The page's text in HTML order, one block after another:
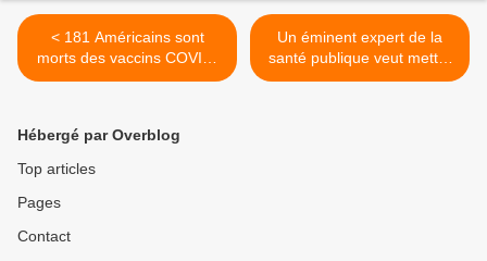
< 181 Américains sont
morts des vaccins COVID-
19 en seulement 2
Un éminent expert de la
santé publique veut mettre
fin au déploiement de la 5G
Hébergé par Overblog
Top articles
Pages
Contact